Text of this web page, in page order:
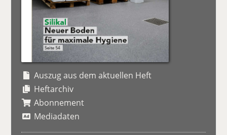
Auszug aus dem aktuellen Heft
Heftarchiv
Abonnement
Mediadaten